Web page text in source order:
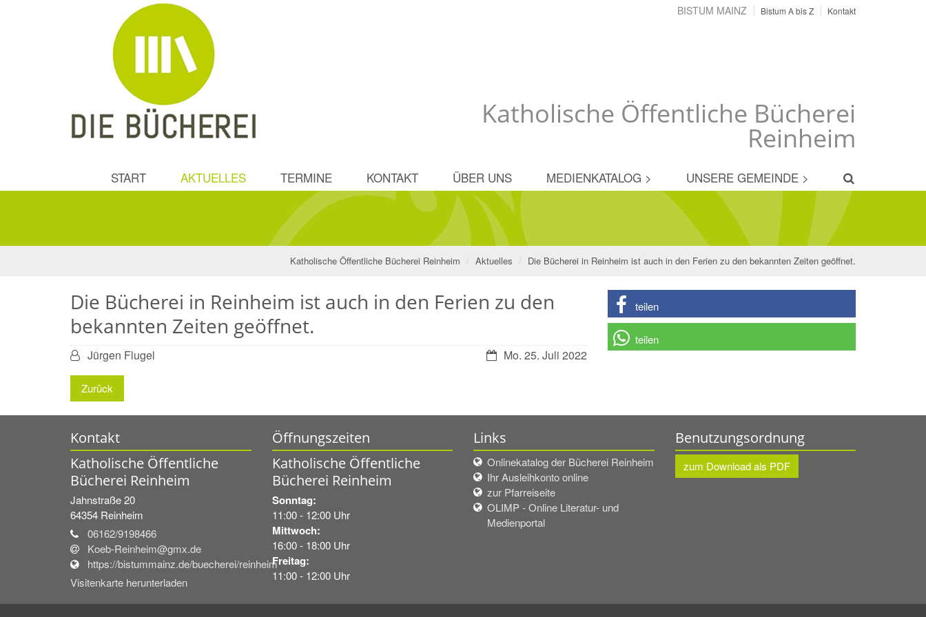
Katholische Öffentliche Bücherei
Reinheim
BISTUM MAINZ Bistum A bis Z Kontakt
START AKTUELLES TERMINE KONTAKT ÜBER UNS MEDIENKATALOG > UNSERE GEMEINDE >
Katholische Öffentliche Bücherei Reinheim Aktuelles Die Bücherei in Reinheim ist auch in den Ferien zu den bekannten Zeiten geöffnet.
Die Bücherei in Reinheim ist auch in den Ferien zu den
bekannten Zeiten geöffnet.
Datum:Mo. 25. Juli 2022
Von:Jürgen Flugel
Zurück
teilen
teilen
Kontakt
Katholische Öffentliche
Bücherei Reinheim
Jahnstraße 20
64354 Reinheim
06162/9198466
Koeb-Reinheim@gmx.de
https://bistummainz.de/buecherei/reinheim
Visitenkarte herunterladen
Öffnungszeiten
Katholische Öffentliche
Bücherei Reinheim
Sonntag:
11:00 - 12:00 Uhr
Mittwoch:
16:00 - 18:00 Uhr
Freitag:
11:00 - 12:00 Uhr
Links
Onlinekatalog der Bücherei Reinheim
Ihr Ausleihkonto online
zur Pfarreiseite
OLIMP - Online Literatur- und
Medienportal
Benutzungsordnung
zum Download als PDF